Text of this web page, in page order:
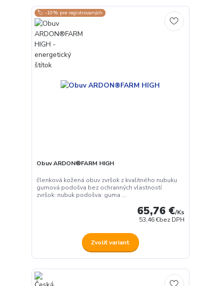
🏷️ -10% pre registrovaných
Obuv ARDON®FARM HIGH
členková kožená obuv zvršok z kvalitného nubuku
gumová podošva bez ochranných vlastností
zvršok: nubuk podošva: guma ...
65,76 €/Ks
53,46 €bez DPH
Zvoliť variant